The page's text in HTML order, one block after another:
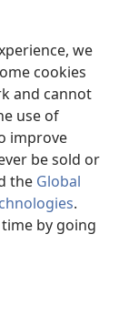
we
cookies
and cannot
use of
improve
be sold or
the Global
.
by going
H.
misava
hlundzuka